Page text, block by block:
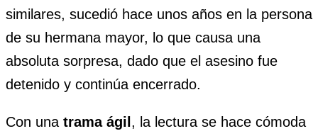
similares, sucedió hace unos años en la persona
de su hermana mayor, lo que causa una
absoluta sorpresa, dado que el asesino fue
detenido y continúa encerrado.
Con una trama ágil , la lectura se hace cómoda